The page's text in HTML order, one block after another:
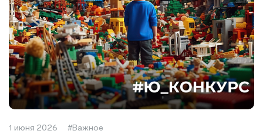
1 июня 2026 #Важное